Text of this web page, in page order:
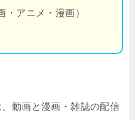
アニメ・漫画）
動画と漫画・雑誌の配信